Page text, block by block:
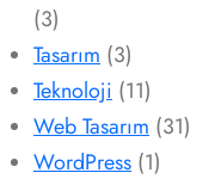
(3)
Tasarım (3)
Teknoloji (11)
Web Tasarım (31)
WordPress (1)